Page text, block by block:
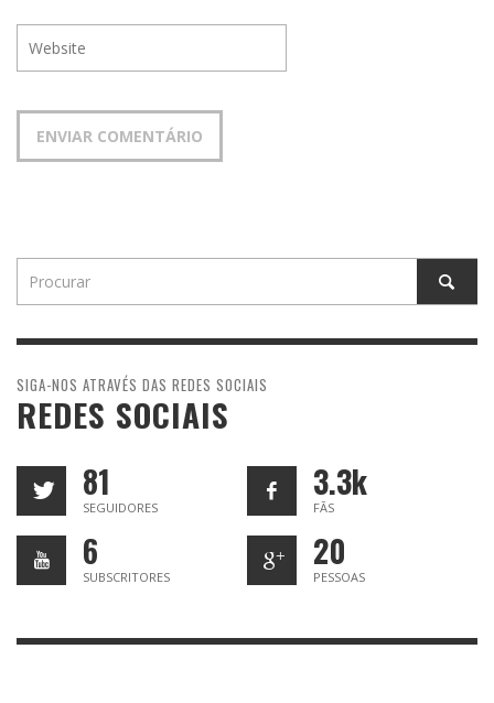
SIGA-NOS ATRAVÉS DAS REDES SOCIAIS
REDES SOCIAIS
81
SEGUIDORES
3.3k
FÃS
6
SUBSCRITORES
20
PESSOAS